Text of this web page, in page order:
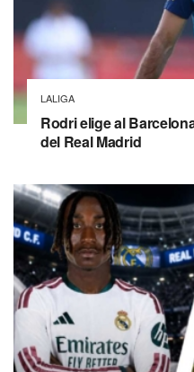
LALIGA
Rodri elige al
del Real Madrid